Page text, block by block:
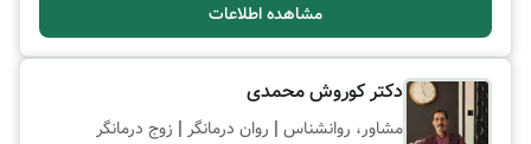
مشاهده اطلاعات
دکتر کوروش محمدی
مشاور، روانشناس | روان درمانگر | زوج درمانگر